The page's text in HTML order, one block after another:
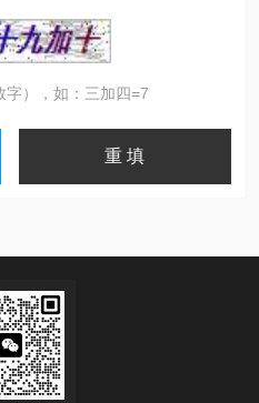
字），如：三加四=7